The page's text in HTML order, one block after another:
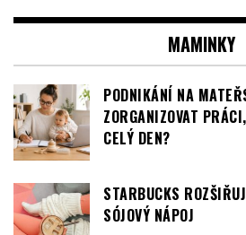
MAMINKY
PODNIKÁNÍ NA
ZORGANIZOVAT
CELÝ DEN?
STARBUCKS
SÓJOVÝ NÁPOJ